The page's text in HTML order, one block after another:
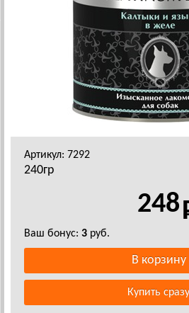
Артикул: 7292
240гр
248
Ваш бонус: 3 руб.